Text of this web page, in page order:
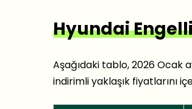
Hyundai
Aşağıdaki tablo, 2026 Ocak
indirimli yaklaşık fiyatlarını